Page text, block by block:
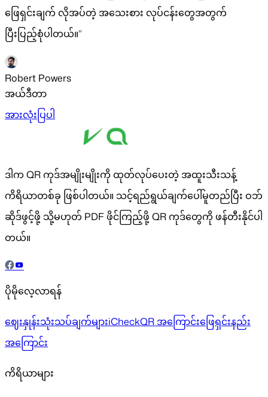
ဖြေရှင်းချက် လိုအပ်တဲ့ အသေးစား လုပ်ငန်းတွေအတွက်
ပြီးပြည့်စုံပါတယ်။”
Robert Powers
အယ်ဒီတာ
အားလုံးပြပါ
ဒါက QR ကုဒ်အမျိုးမျိုးကို ထုတ်လုပ်ပေးတဲ့ အထူးသီးသန့်
ကိရိယာတစ်ခု ဖြစ်ပါတယ်။ သင့်ရည်ရွယ်ချက်ပေါ်မူတည်ပြီး ဝဘ်
ဆိုဒ်ဖွင့်ဖို့ သို့မဟုတ် PDF ဖိုင်ကြည့်ဖို့ QR ကုဒ်တွေကို ဖန်တီးနိုင်ပါ
တယ်။
ပိုမိုလေ့လာရန်
ဈေးနှုန်းသုံးသပ်ချက်များiCheckQR အကြောင်းဖြေရှင်းနည်း
အကြောင်း
ကိရိယာများ